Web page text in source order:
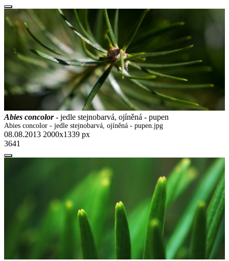
Abies concolor- jedle stejnobarvá, ojíněná - pupen
Abies concolor - jedle stejnobarvá, ojíněná - pupen.jpg
08.08.2013 2000x1339 px
3641